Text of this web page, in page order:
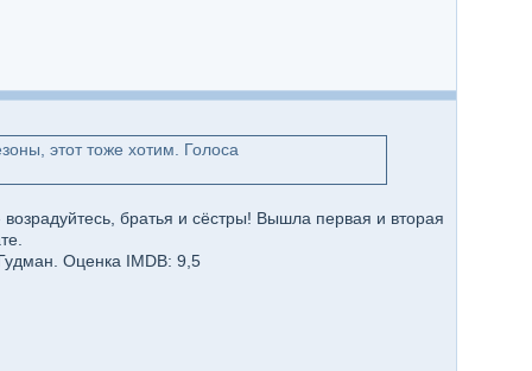
этот тоже хотим. Голоса
братья и сёстры! Вышла первая и вторая
Оценка IMDB: 9,5